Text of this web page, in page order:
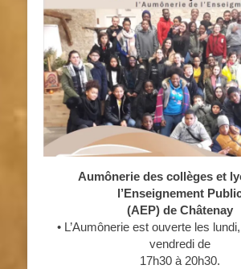
Aumônerie des collèges et
l’Enseignement
(AEP) de Châtenay
• L’Aumônerie est ouverte les
vendredi de
17h30 à 20h30.